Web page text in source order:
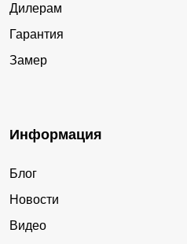
Дилерам
Гарантия
Замер
Информация
Блог
Новости
Видео